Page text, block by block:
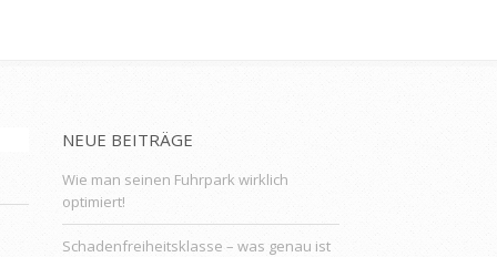
NEUE BEITRÄGE
Wie man seinen Fuhrpark wirklich
optimiert!
Schadenfreiheitsklasse – was genau ist